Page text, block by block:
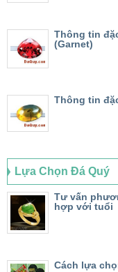
Thông tin
(Garnet)
Thông tin
Lựa Chọn Đá Quý
Tư vấn
hợp với tuổi
Cách lựa